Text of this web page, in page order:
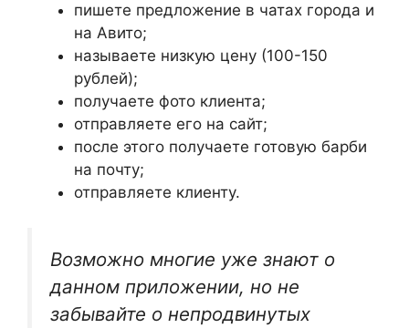
пишете предложение в чатах города и
на Авито;
называете низкую цену (100-150
рублей);
получаете фото клиента;
отправляете его на сайт;
после этого получаете готовую барби
на почту;
отправляете клиенту.
Возможно многие уже знают о
данном приложении, но не
забывайте о непродвинутых